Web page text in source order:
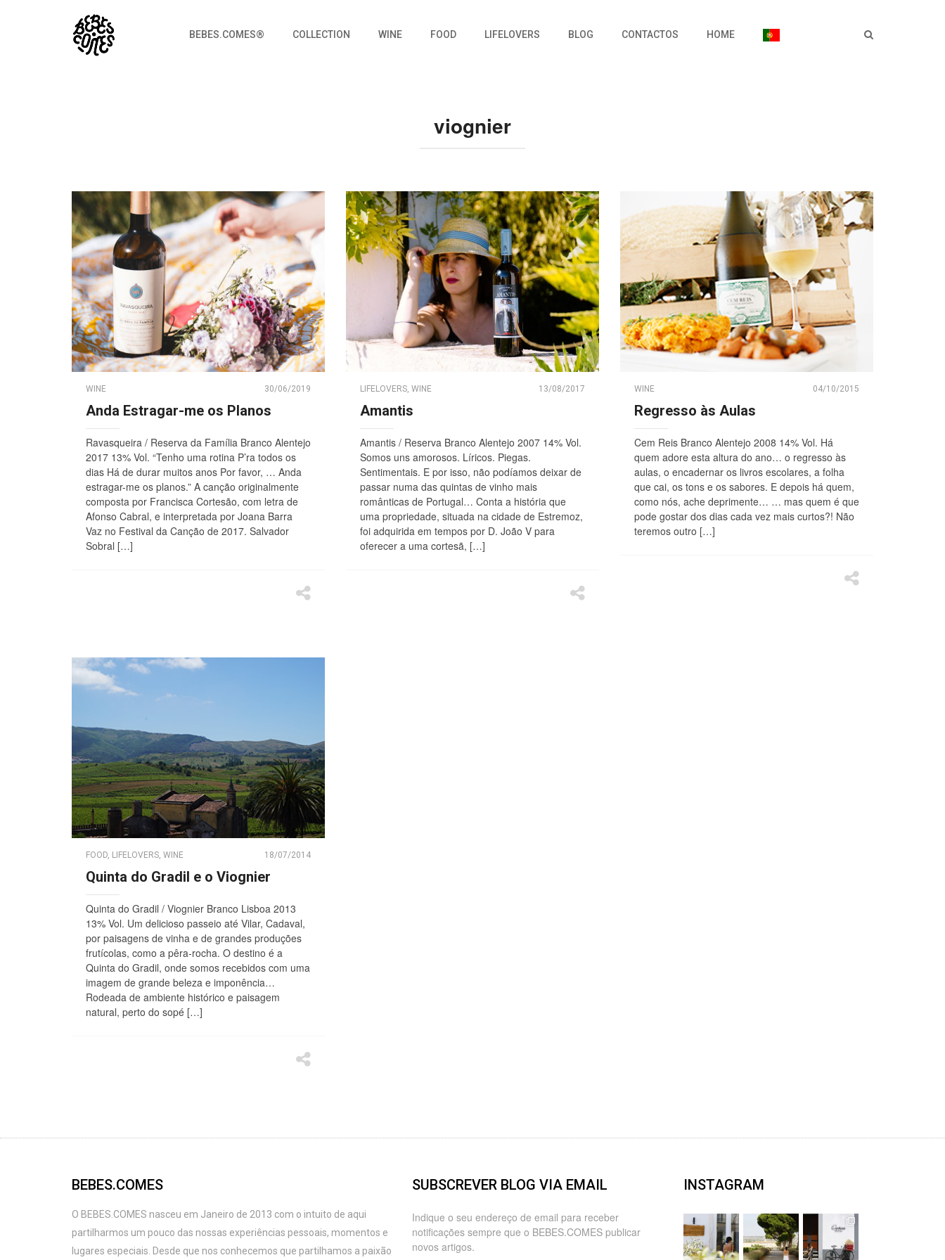
BEBES.COMES® COLLECTION WINE FOOD LIFELOVERS BLOG CONTACTOS HOME
viognier
WINE 30/06/2019
Anda Estragar-me os Planos
Ravasqueira / Reserva da Família Branco Alentejo
2017 13% Vol. “Tenho uma rotina P’ra todos os
dias Há de durar muitos anos Por favor, … Anda
estragar-me os planos.” A canção originalmente
composta por Francisca Cortesão, com letra de
Afonso Cabral, e interpretada por Joana Barra
Vaz no Festival da Canção de 2017. Salvador
Sobral […]
LIFELOVERS, WINE 13/08/2017
Amantis
Amantis / Reserva Branco Alentejo 2007 14% Vol.
Somos uns amorosos. Líricos. Piegas.
Sentimentais. E por isso, não podíamos deixar de
passar numa das quintas de vinho mais
românticas de Portugal… Conta a história que
uma propriedade, situada na cidade de Estremoz,
foi adquirida em tempos por D. João V para
oferecer a uma cortesã, […]
WINE 04/10/2015
Regresso às Aulas
Cem Reis Branco Alentejo 2008 14% Vol. Há
quem adore esta altura do ano… o regresso às
aulas, o encadernar os livros escolares, a folha
que cai, os tons e os sabores. E depois há quem,
como nós, ache deprimente… … mas quem é que
pode gostar dos dias cada vez mais curtos?! Não
teremos outro […]
FOOD, LIFELOVERS, WINE 18/07/2014
Quinta do Gradil e o Viognier
Quinta do Gradil / Viognier Branco Lisboa 2013
13% Vol. Um delicioso passeio até Vilar, Cadaval,
por paisagens de vinha e de grandes produções
frutícolas, como a pêra-rocha. O destino é a
Quinta do Gradil, onde somos recebidos com uma
imagem de grande beleza e imponência…
Rodeada de ambiente histórico e paisagem
natural, perto do sopé […]
BEBES.COMES
O BEBES.COMES nasceu em Janeiro de 2013 com o intuito de aqui
partilharmos um pouco das nossas experiências pessoais, momentos e
lugares especiais. Desde que nos conhecemos que partilhamos a paixão
SUBSCREVER BLOG VIA EMAIL
Indique o seu endereço de email para receber
notificações sempre que o BEBES.COMES publicar
novos artigos.
INSTAGRAM